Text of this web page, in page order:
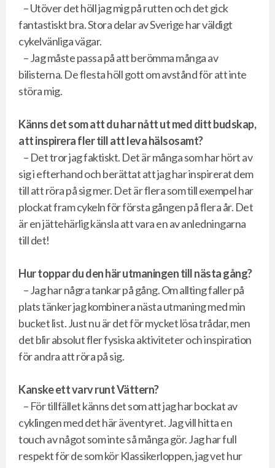
– Utöver det höll jag mig på rutten och det gick
fantastiskt bra. Stora delar av Sverige har väldigt
cykelvänliga vägar.
– Jag måste passa på att berömma många av
bilisterna. De flesta höll gott om avstånd för att inte
störa mig.
Känns det som att du har nått ut med ditt budskap,
att inspirera fler till att leva hälsosamt?
– Det tror jag faktiskt. Det är många som har hört av
sig i efterhand och berättat att jag har inspirerat dem
till att röra på sig mer. Det är flera som till exempel har
plockat fram cykeln för första gången på flera år. Det
är en jättehärlig känsla att vara en av anledningarna
till det!
Hur toppar du den här utmaningen till nästa gång?
– Jag har några tankar på gång. Om allting faller på
plats tänker jag kombinera nästa utmaning med min
bucket list. Just nu är det för mycket lösa trådar, men
det blir absolut fler fysiska aktiviteter och inspiration
för andra att röra på sig.
Kanske ett varv runt Vättern?
– För tillfället känns det som att jag har bockat av
cyklingen med det här äventyret. Jag vill hitta en
touch av något som inte så många gör. Jag har full
respekt för de som kör Klassikerloppen, jag vet hur